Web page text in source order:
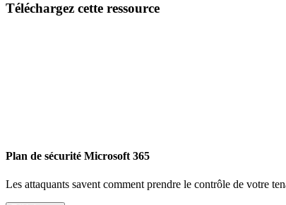
Téléchargez cette ressource
Plan de sécurité Microsoft 365
Les attaquants savent comment prendre le contrôle de votre